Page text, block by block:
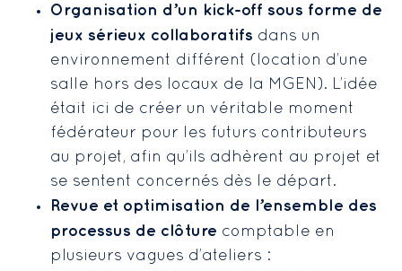
Organisation d’un kick-off sous forme de
jeux sérieux collaboratifs dans un
environnement différent (location d’une
salle hors des locaux de la MGEN). L’idée
était ici de créer un véritable moment
fédérateur pour les futurs contributeurs
au projet, afin qu’ils adhèrent au projet et
se sentent concernés dès le départ.
Revue et optimisation de l’ensemble des
processus de clôture comptable en
plusieurs vagues d’ateliers :